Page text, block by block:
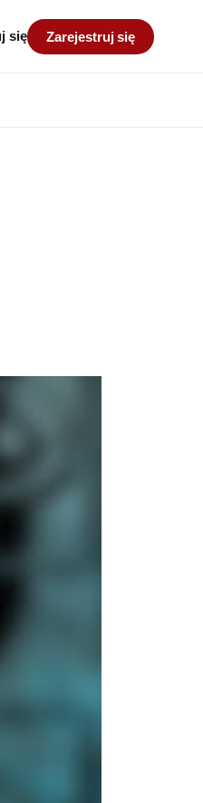
się Zarejestruj się